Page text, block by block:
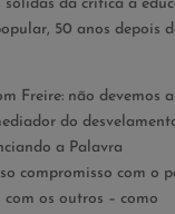
da crítica a
50 anos depois
Freire: não devemos
do
a Palavra
compromisso com o
os outros – como